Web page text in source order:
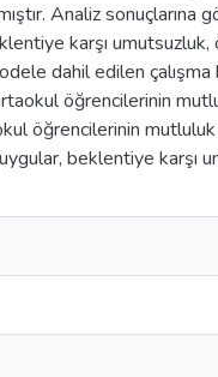
Analiz
karşı
dahil edilen çalışma
öğrencilerinin
öğrencilerinin
beklentiye